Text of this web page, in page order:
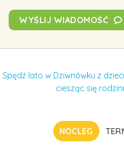
WYŚLIJ WIADOMOŚĆ
Spędź lato w Dziwnówku z
ciesząc się
NOCLEG